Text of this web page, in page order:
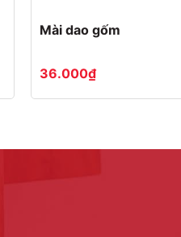
Mài dao gốm
36.000₫